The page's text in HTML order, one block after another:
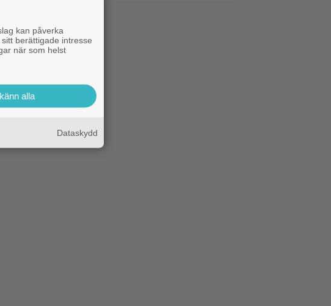
kan påverka
berättigade intresse
när som helst
alla
Dataskydd